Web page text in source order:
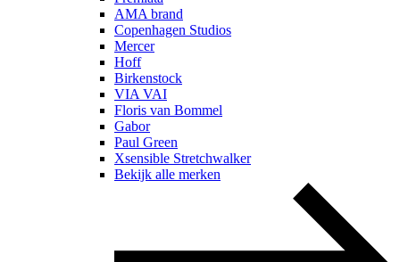
AMA brand
Copenhagen Studios
Mercer
Hoff
Birkenstock
VIA VAI
Floris van Bommel
Gabor
Paul Green
Xsensible Stretchwalker
Bekijk alle merken